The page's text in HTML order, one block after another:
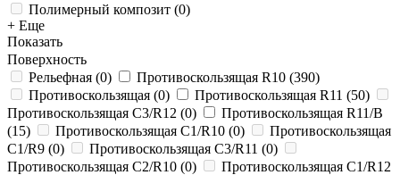
Полимерный композит (0)
+ Еще
Показать
Поверхность
Рельефная (0) Противоскользящая R10 (390)
Противоскользящая (0) Противоскользящая R11 (50)
Противоскользящая C3/R12 (0)
Противоскользящая R11/B
(15) Противоскользящая C1/R10 (0)
Противоскользящая
C1/R9 (0) Противоскользящая C3/R11 (0)
Противоскользящая C2/R10 (0)
Противоскользящая C1/R12